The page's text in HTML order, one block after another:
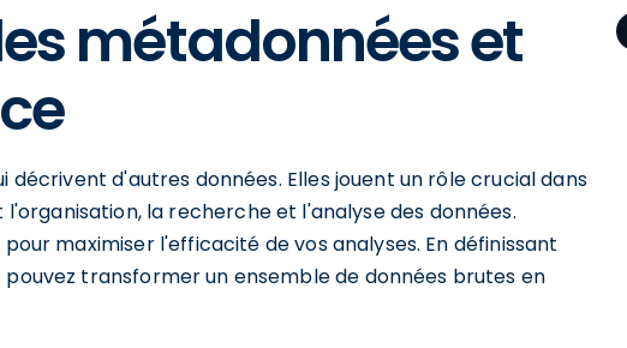
métadonnées et
décrivent d'autres données. Elles jouent un rôle crucial dans
la recherche et l'analyse des données.
maximiser l'efficacité de vos analyses. En définissant
transformer un ensemble de données brutes en